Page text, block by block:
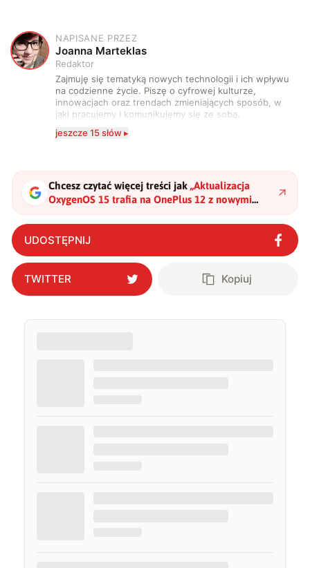
J
NAPISANE PRZEZ
Joanna Marteklas
Redaktor
Zajmuję się tematyką nowych technologii i ich wpływu
na codzienne życie. Piszę o cyfrowej kulturze,
innowacjach oraz trendach zmieniających sposób, w
jaki pracujemy i komunikujemy się ze sobą.
technologii a współczesną popkulturą. W wolnych
jeszcze 15 słów ▸
Chcesz czytać więcej treści jak „Aktualizacja
OxygenOS 15 trafia na OnePlus 12 z nowymi
funkcjami AI"?
UDOSTĘPNIJ
TWITTER Kopiuj